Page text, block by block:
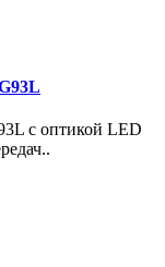
с оптикой LED